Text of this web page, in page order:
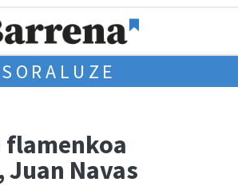
SORALUZE
Navas